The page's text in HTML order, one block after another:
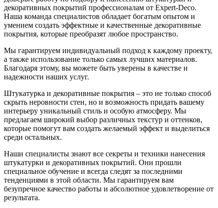
декоративных покрытий профессионалам от Expert-Deco.
Наша команда специалистов обладает богатым опытом и
умением создать эффектные и качественные декоративные
покрытия, которые преобразят любое пространство.
Мы гарантируем индивидуальный подход к каждому проекту,
а также использование только самых лучших материалов.
Благодаря этому, вы можете быть уверены в качестве и
надежности наших услуг.
Штукатурка и декоративные покрытия – это не только способ
скрыть неровности стен, но и возможность придать вашему
интерьеру уникальный стиль и особую атмосферу. Мы
предлагаем широкий выбор различных текстур и оттенков,
которые помогут вам создать желаемый эффект и выделиться
среди остальных.
Наши специалисты знают все секреты и техники нанесения
штукатурки и декоративных покрытий. Они прошли
специальное обучение и всегда следят за последними
тенденциями в этой области. Мы гарантируем вам
безупречное качество работы и абсолютное удовлетворение от
результата.